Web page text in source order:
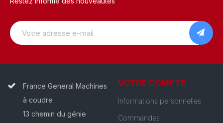
France General Machines
à coudre
13 chemin du génie
VOTRE COMPTE
Informations personnelles
Commandes